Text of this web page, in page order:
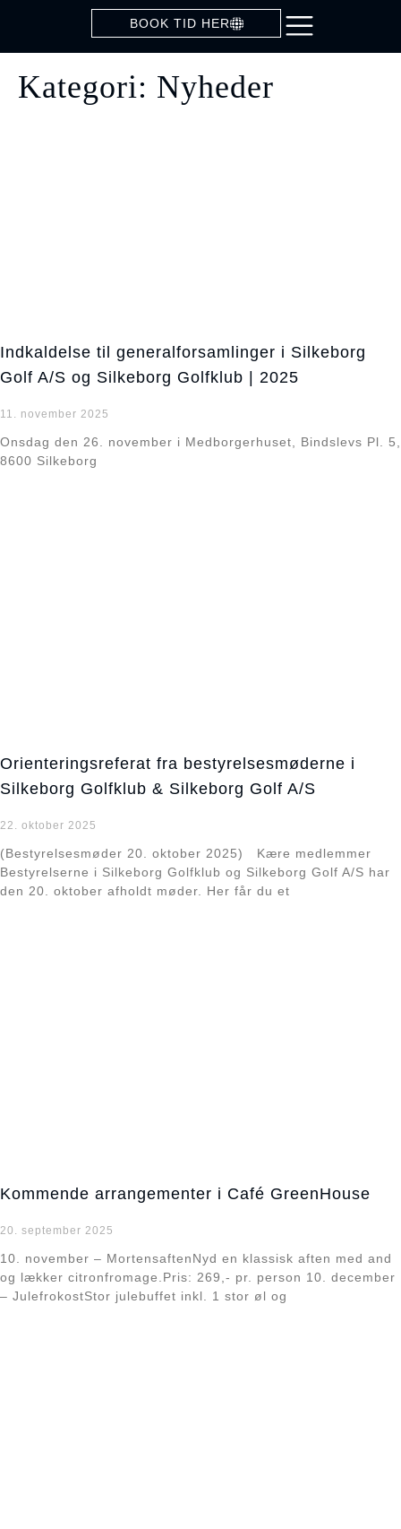
BOOK TID HER
Kategori: Nyheder
Indkaldelse til generalforsamlinger i Silkeborg
Golf A/S og Silkeborg Golfklub | 2025
11. november 2025
Onsdag den 26. november i Medborgerhuset, Bindslevs Pl. 5,
8600 Silkeborg
Orienteringsreferat fra bestyrelsesmøderne i
Silkeborg Golfklub & Silkeborg Golf A/S
22. oktober 2025
(Bestyrelsesmøder 20. oktober 2025) Kære medlemmer
Bestyrelserne i Silkeborg Golfklub og Silkeborg Golf A/S har
den 20. oktober afholdt møder. Her får du et
Kommende arrangementer i Café GreenHouse
20. september 2025
10. november – MortensaftenNyd en klassisk aften med and
og lækker citronfromage.Pris: 269,- pr. person 10. december
– JulefrokostStor julebuffet inkl. 1 stor øl og